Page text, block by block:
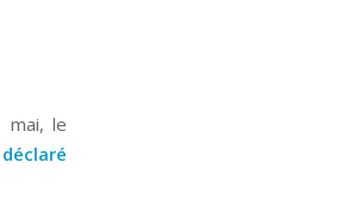
mai, le